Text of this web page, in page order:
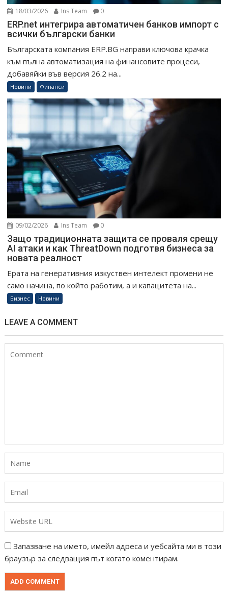
18/03/2026 Ins Team 0
ERP.net интегрира автоматичен банков импорт с
всички български банки
Българската компания ERP.BG направи ключова крачка
към пълна автоматизация на финансовите процеси,
добавяйки във версия 26.2 на...
Новини Финанси
09/02/2026 Ins Team 0
Защо традиционната защита се проваля срещу
AI атаки и как ThreatDown подготвя бизнеса за
новата реалност
Ерата на генеративния изкуствен интелект промени не
само начина, по който работим, а и капацитета на...
Бизнес Новини
LEAVE A COMMENT
Запазване на името, имейл адреса и уебсайта ми в този
браузър за следващия път когато коментирам.